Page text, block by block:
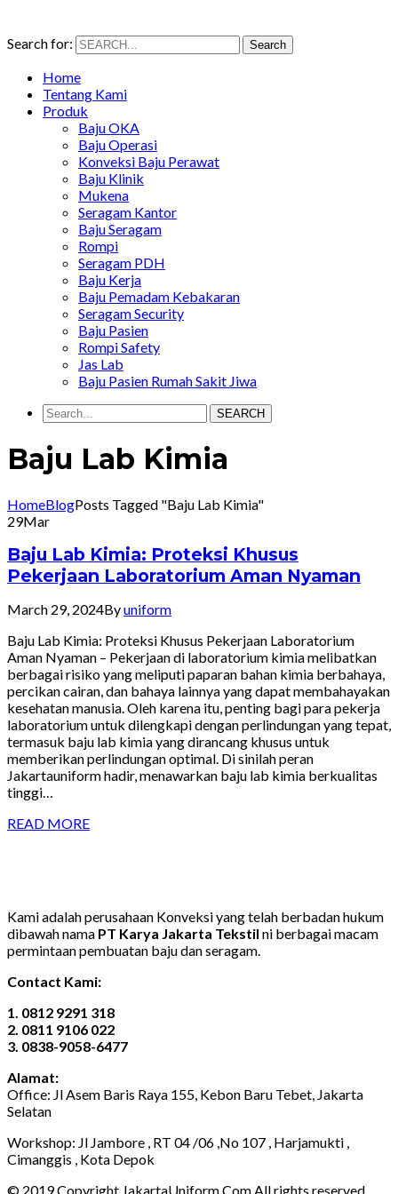
Search for: Search
Home
Tentang Kami
Produk
Baju OKA
Baju Operasi
Konveksi Baju Perawat
Baju Klinik
Mukena
Seragam Kantor
Baju Seragam
Rompi
Seragam PDH
Baju Kerja
Baju Pemadam Kebakaran
Seragam Security
Baju Pasien
Rompi Safety
Jas Lab
Baju Pasien Rumah Sakit Jiwa
SEARCH
Baju Lab Kimia
HomeBlogPosts Tagged "Baju Lab Kimia"
29Mar
Baju Lab Kimia: Proteksi Khusus
Pekerjaan Laboratorium Aman Nyaman
March 29, 2024Byuniform
Baju Lab Kimia: Proteksi Khusus Pekerjaan Laboratorium
Aman Nyaman – Pekerjaan di laboratorium kimia melibatkan
berbagai risiko yang meliputi paparan bahan kimia berbahaya,
percikan cairan, dan bahaya lainnya yang dapat membahayakan
kesehatan manusia. Oleh karena itu, penting bagi para pekerja
laboratorium untuk dilengkapi dengan perlindungan yang tepat,
termasuk baju lab kimia yang dirancang khusus untuk
memberikan perlindungan optimal. Di sinilah peran
Jakartauniform hadir, menawarkan baju lab kimia berkualitas
tinggi…
READ MORE
Kami adalah perusahaan Konveksi yang telah berbadan hukum
dibawah nama PT Karya Jakarta Tekstil ni berbagai macam
permintaan pembuatan baju dan seragam.
Contact Kami:
1. 0812 9291 318
2. 0811 9106 022
3. 0838-9058-6477
Alamat:
Office: Jl Asem Baris Raya 155, Kebon Baru Tebet, Jakarta
Selatan
Workshop: Jl Jambore , RT 04 /06 ,No 107 , Harjamukti ,
Cimanggis , Kota Depok
© 2019 Copyright JakartaUniform.Com All rights reserved.